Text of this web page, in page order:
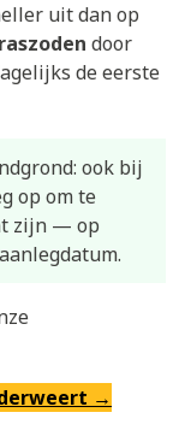
uit dan op
door
de eerste
ook bij
op om te
zijn — op
→